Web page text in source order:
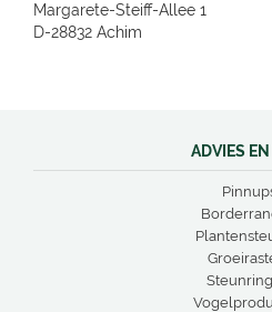
Margarete-Steiff-Allee 1
D-28832 Achim
ADVIES